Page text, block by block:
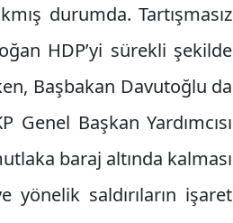
durumda. Tartışmasız
HDP’yi sürekli şekilde
Başbakan Davutoğlu da
Başkan Yardımcısı
baraj altında kalması
yönelik saldırıların işaret